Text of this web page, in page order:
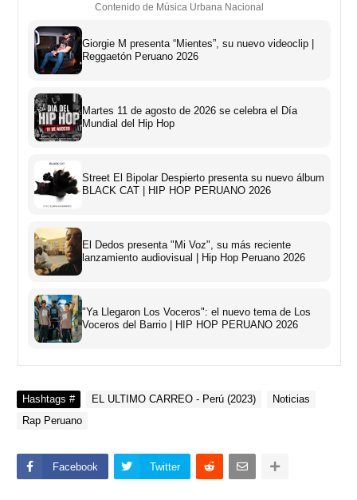
Contenido de Música Urbana Nacional
Giorgie M presenta “Mientes”, su nuevo videoclip |
Reggaetón Peruano 2026
Martes 11 de agosto de 2026 se celebra el Día
Mundial del Hip Hop
Street El Bipolar Despierto presenta su nuevo álbum
BLACK CAT | HIP HOP PERUANO 2026
El Dedos presenta "Mi Voz", su más reciente
lanzamiento audiovisual | Hip Hop Peruano 2026
"Ya Llegaron Los Voceros": el nuevo tema de Los
Voceros del Barrio | HIP HOP PERUANO 2026
Hashtags # EL ULTIMO CARREO - Perú (2023)
Noticias
Rap Peruano
Facebook Twitter